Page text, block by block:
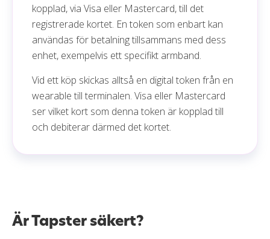
kopplad, via Visa eller Mastercard, till det
registrerade kortet. En token som enbart kan
användas för betalning tillsammans med dess
enhet, exempelvis ett specifikt armband.
Vid ett köp skickas alltså en digital token från en
wearable till terminalen. Visa eller Mastercard
ser vilket kort som denna token är kopplad till
och debiterar därmed det kortet.
Är Tapster säkert?